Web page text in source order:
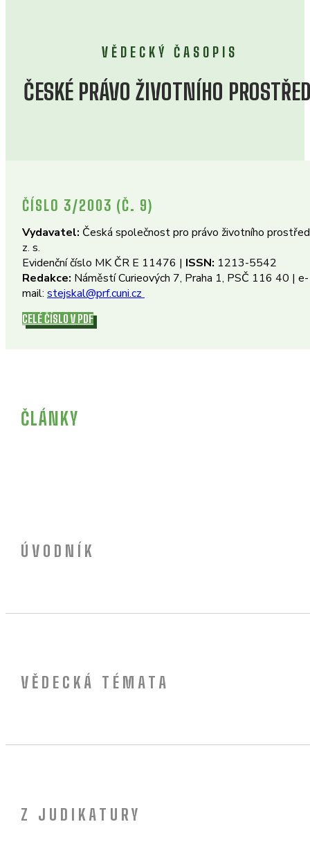
VĚDECKÝ ČASOPIS
ČESKÉ PRÁVO ŽIVOTNÍHO
ČÍSLO 3/2003 (Č. 9)
Vydavatel: Česká společnost pro právo životního
z. s.
Evidenční číslo MK ČR E 11476 | ISSN: 1213-5542
Redakce: Náměstí Curieových 7, Praha 1, PSČ 116 40 | e-
mail: stejskal@prf.cuni.cz
CELÉ ČÍSLO V PDF
ČLÁNKY
ÚVODNÍK
VĚDECKÁ TÉMATA
Z JUDIKATURY